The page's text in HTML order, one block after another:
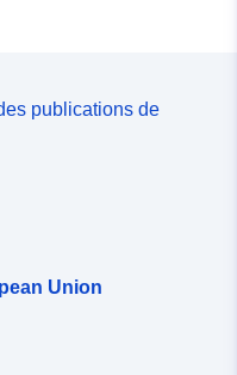
publications de
Union